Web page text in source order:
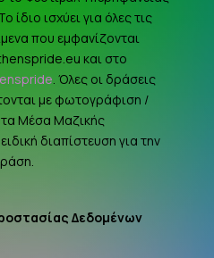
ισχύει για όλες τις
που εμφανίζονται
και στο
. Όλες οι δράσεις
με φωτογράφιση /
τα Μέσα Μαζικής
διαπίστευση για την
Δεδομένων